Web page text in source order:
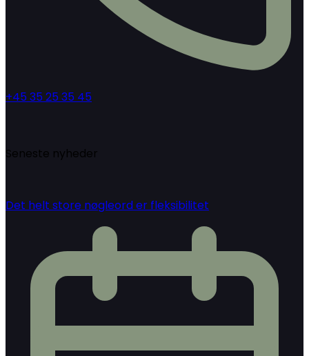
+45 35 25 35 45
Seneste nyheder
Det helt store nøgleord er fleksibilitet